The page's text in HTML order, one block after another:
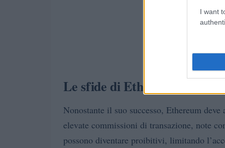
I want
Le sfide di Ethereum
Nonostante il suo successo, Ethereum
elevate commissioni di transazione, note
possono diventare proibitivi, limitando